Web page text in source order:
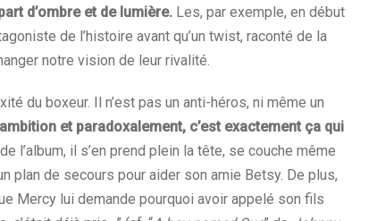
d’ombre et de lumière. Les, par exemple, en début
de l’histoire avant qu’un twist, raconté de la
notre vision de leur rivalité.
du boxeur. Il n’est pas un anti-héros, ni même un
et paradoxalement, c’est exactement ça qui
l’album, il s’en prend plein la tête, se couche même
plan de secours pour aider son amie Betsy. De plus,
Mercy lui demande pourquoi avoir appelé son fils